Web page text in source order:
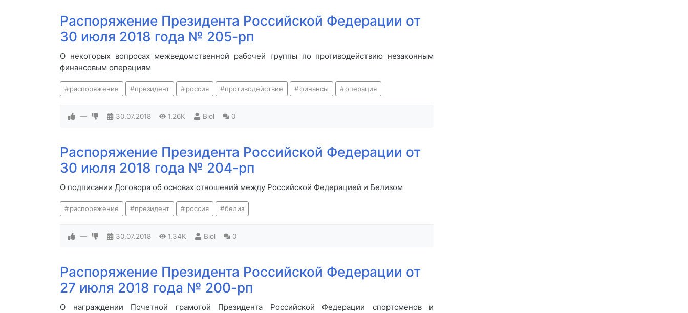
Распоряжение Президента Российской Федерации от
30 июля 2018 года № 205-рп
О некоторых вопросах межведомственной рабочей группы по противодействию незаконным
финансовым операциям
распоряжение президент россия противодействие финансы операция
— 30.07.2018 1.26K Biol 0
Распоряжение Президента Российской Федерации от
30 июля 2018 года № 204-рп
О подписании Договора об основах отношений между Российской Федерацией и Белизом
распоряжение президент россия белиз
— 30.07.2018 1.34K Biol 0
Распоряжение Президента Российской Федерации от
27 июля 2018 года № 200-рп
О награждении Почетной грамотой Президента Российской Федерации спортсменов и